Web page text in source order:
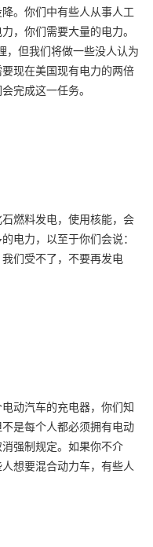
。你们中有些人从事人工
，你们需要大量的电力。
，但我们将做一些没人认为
现在美国现有电力的两倍
完成这一任务。
燃料发电，使用核能，会
电力，以至于你们会说：
们受不了，不要再发电
动汽车的充电器，你们知
是每个人都必须拥有电动
强制规定。如果你不介
想要混合动力车，有些人